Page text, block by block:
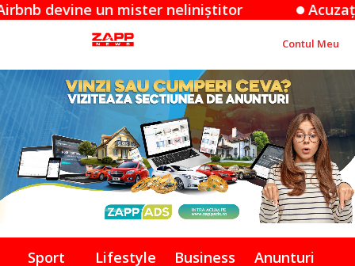
un mister neliniștitor Acuzațiile
Contul Meu
Sport Lifestyle Business Anunturi